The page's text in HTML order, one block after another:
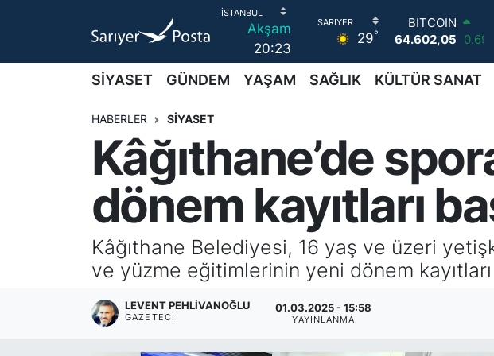
Akşam
20:23
29°
DOLAR
47,6006 0.06
55,0250 0.02
STERLİN
BİST100
13.768 48
BITCOIN
64.602,05
0.69
SİYASET GÜNDEM YAŞAM SAĞLIK KÜLTÜR SANAT
HABERLER SİYASET
Kâğıthane’de
dönem kayıtları
Kâğıthane Belediyesi, 16 yaş ve üzeri
ve yüzme eğitimlerinin yeni dönem kayıtları
LEVENT PEHLIVANOĞLU
GAZETECI
01.03.2025 - 15:58
YAYINLANMA
AKTUEL
FOTO GALERİ
GÜNCEL HABERLER
İstanbul Nöbetçi Eczaneler
İstanbul Namaz Vakitleri
İstanbul Trafik Yoğunluk Haritası
Süper Lig Puan Durumu ve Fikstür
Tüm Manşetler
Son Dakika Haberleri